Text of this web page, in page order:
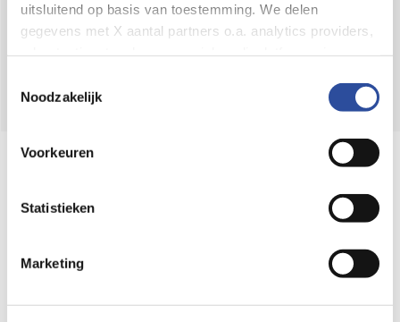
uitsluitend op basis van toestemming. We delen
gegevens met X aantal partners o.a. analytics providers,
en de bewaartermijnen per categorie. Je kunt je keuze op
gegevensverwerking staat in de
Privacyverklaring
Noodzakelijk
Voorkeuren
Statistieken
Marketing
VolgDAop:
Online aanbieder medicijnen
webshop mag verkopen.
⁠Verantwoorde zorg, ⁠ook online.